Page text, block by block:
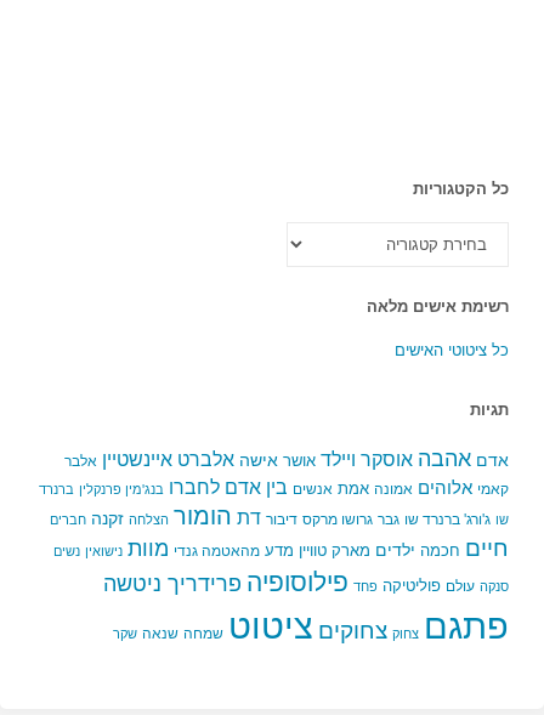
כל הקטגוריות
הקטגוריות
רשימת אישים מלאה
כל ציטוטי האישים
תגיות
אדם אהבה אוסקר ויילד אושר אישה אלברט איינשטיין אלבר
קאמי אלוהים אמונה אמת אנשים בין אדם לחברו בנג'מין פרנקלין ברנרד
שו ג'ורג' ברנרד שו גבר גרושו מרקס דיבור דת הומור הצלחה זקנה חברים
חיים חכמה ילדים מארק טוויין מדע מהאטמה גנדי מוות נישואין נשים
סנקה עולם פוליטיקה פחד פילוסופיה פרידריך ניטשה
פתגם צחוק צחוקים ציטוט שמחה שנאה שקר